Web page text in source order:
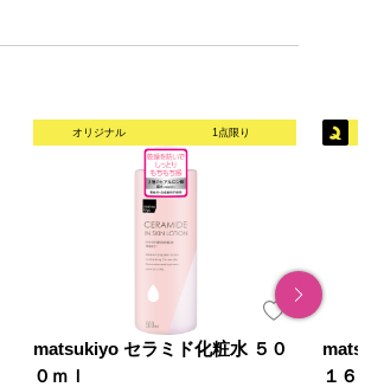
オリジナル 1点限り
matsukiyo セラミド化粧水 ５０
０ｍｌ
１６０